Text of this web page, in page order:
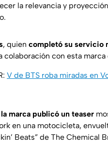
la relevancia y
, quien completó su servicio
colaboración con esta
V de BTS roba miradas en
la marca publicó un teaser
en una motocicleta,
Beats” de The Chemical